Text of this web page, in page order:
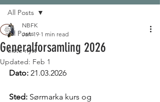
All Posts
Siste nytt
All Posts
Generalforsamling 2026
NBFK
Jan 19 1 min read
Updated: Feb 1
Dato: 21.03.2026
Sted: Sørmarka kurs og